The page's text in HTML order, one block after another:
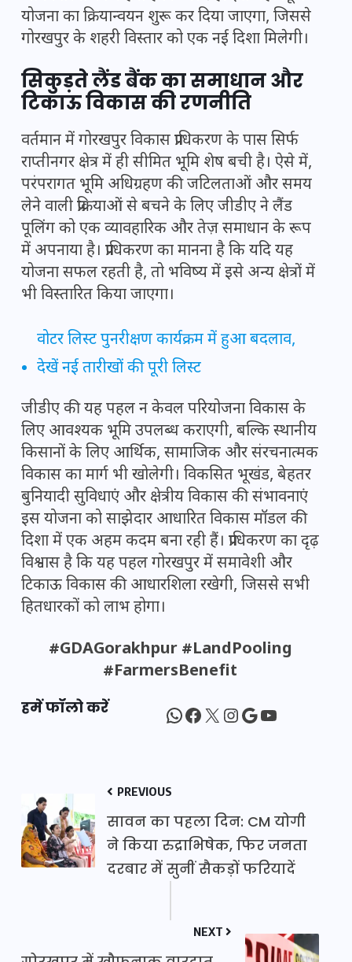
योजना का क्रियान्वयन शुरू कर दिया जाएगा, जिससे
गोरखपुर के शहरी विस्तार को एक नई दिशा मिलेगी।
सिकुड़ते लैंड बैंक का समाधान और
टिकाऊ विकास की रणनीति
वर्तमान में गोरखपुर विकास प्राधिकरण के पास सिर्फ
राप्तीनगर क्षेत्र में ही सीमित भूमि शेष बची है। ऐसे में,
परंपरागत भूमि अधिग्रहण की जटिलताओं और समय
लेने वाली प्रक्रियाओं से बचने के लिए जीडीए ने लैंड
पूलिंग को एक व्यावहारिक और तेज़ समाधान के रूप
में अपनाया है। प्राधिकरण का मानना है कि यदि यह
योजना सफल रहती है, तो भविष्य में इसे अन्य क्षेत्रों में
भी विस्तारित किया जाएगा।
वोटर लिस्ट पुनरीक्षण कार्यक्रम में हुआ बदलाव,
देखें नई तारीखों की पूरी लिस्ट
जीडीए की यह पहल न केवल परियोजना विकास के
लिए आवश्यक भूमि उपलब्ध कराएगी, बल्कि स्थानीय
किसानों के लिए आर्थिक, सामाजिक और संरचनात्मक
विकास का मार्ग भी खोलेगी। विकसित भूखंड, बेहतर
बुनियादी सुविधाएं और क्षेत्रीय विकास की संभावनाएं
इस योजना को साझेदार आधारित विकास मॉडल की
दिशा में एक अहम कदम बना रही हैं। प्राधिकरण का दृढ़
विश्वास है कि यह पहल गोरखपुर में समावेशी और
टिकाऊ विकास की आधारशिला रखेगी, जिससे सभी
हितधारकों को लाभ होगा।
#GDAGorakhpur #LandPooling
#FarmersBenefit
हमें फॉलो करें WhatsApp
Facebook
X Instagram
Google
YouTube
PREVIOUS
सावन का पहला दिन: CM योगी
ने किया रुद्राभिषेक, फिर जनता
दरबार में सुनीं सैकड़ों फरियादें
NEXT